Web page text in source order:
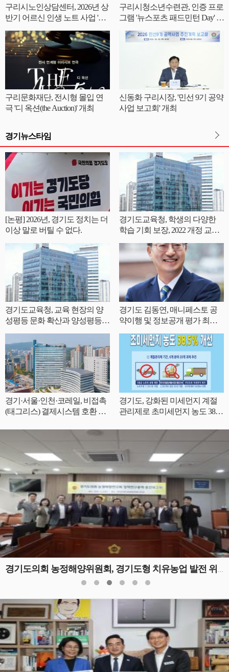
구리시노인상담센터, 2026년 상
반기 어르신 인생 노트 사업 '내
구리시청소년수련관, 인증 프로
그램 '뉴스포츠 패드민턴 Day' 성
구리문화재단, 전시형 몰입 연
극 '디 옥션(the Auction)' 개최
신동화 구리시장, '민선 9기 공약
사업 보고회' 개최
경기뉴스타임
[논평] 2026년, 경기도 정치는 더
이상 말로 버틸 수 없다.
경기도교육청, 학생의 다양한
학습 기회 보장, 2022 개정 교육
경기도교육청, 교육 현장의 양
성평등 문화 확산과 양성평등
경기도 김동연, 매니페스토 공
약이행 및 정보공개 평가 최우
경기·서울·인천·코레일, 비접촉
(태그리스) 결제시스템 호환 논
경기도, 강화된 미세먼지 계절
관리제로 초미세먼지 농도 38.